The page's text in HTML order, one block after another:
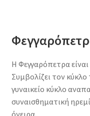
Η Φεγγαρόπετρα
Συμβολίζει τον κύκλο
γυναικείο κύκλο
συναισθηματική
όνειρα.